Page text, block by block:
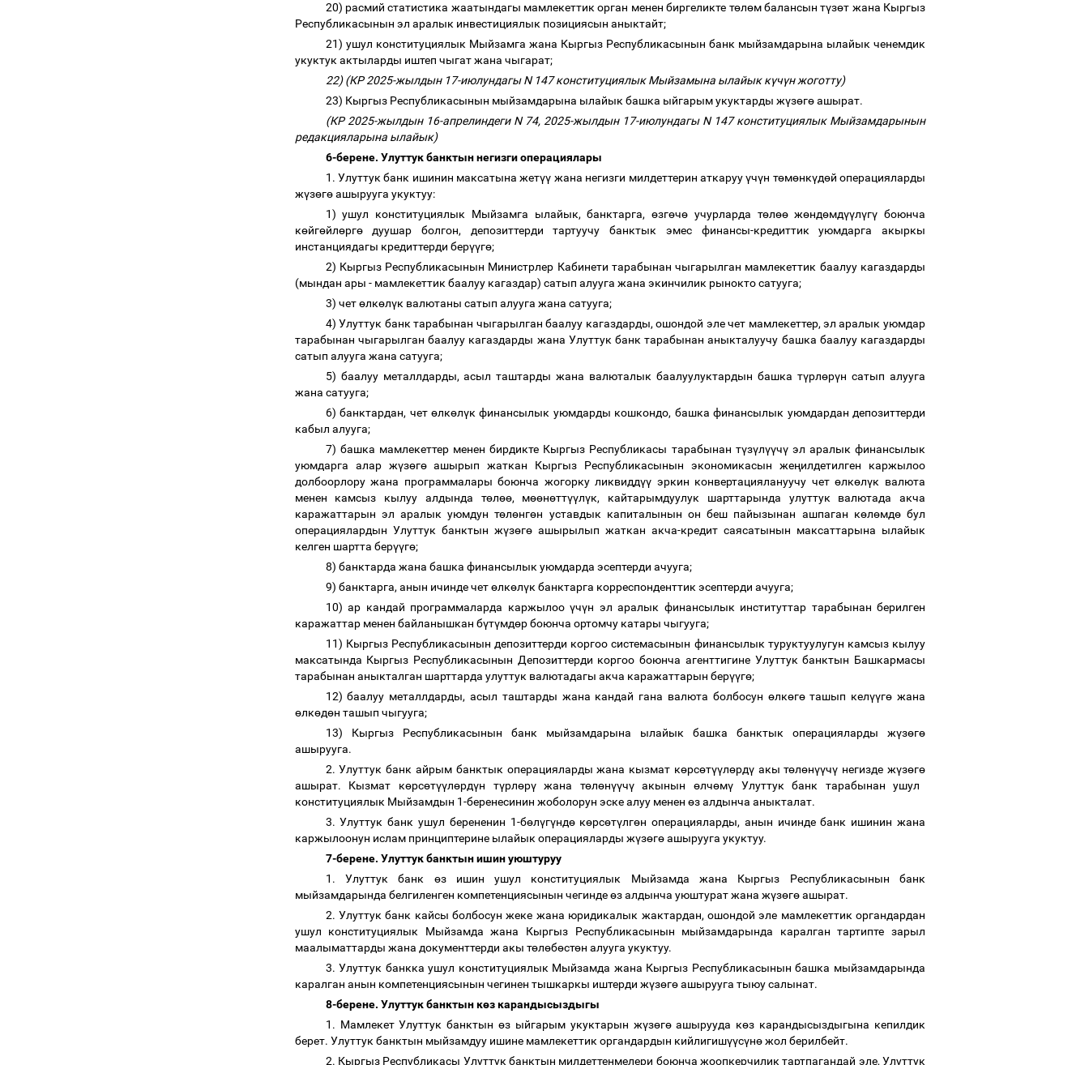
20) расмий статистика жаатындагы мамлекеттик орган менен биргеликте төлөм балансын түзөт жана Кыргыз
Республикасынын эл аралык инвестициялык позициясын аныктайт;
21) ушул конституциялык Мыйзамга жана Кыргыз Республикасынын банк мыйзамдарына ылайык ченемдик
укуктук актыларды иштеп чыгат жана чыгарат;
22) (КР 2025-жылдын 17-июлундагы N 147 конституциялык Мыйзамына ылайык күчүн жоготту)
23) Кыргыз Республикасынын мыйзамдарына ылайык башка ыйгарым укуктарды жүзөгөашырат.
(КР 2025-жылдын 16-апрелиндеги N 74, 2025-жылдын 17-июлундагы N 147 конституциялык Мыйзамдарынын
редакцияларына ылайык)
6-берене. Улуттук банктын негизги операциялары
1. Улуттук банк ишинин максатына жетүү жана негизги милдеттерин аткарууүчүн төмөнкүдөй операцияларды
жүзөгөашырууга укуктуу:
1) ушул конституциялык Мыйзамга ылайык, банктарга,өзгөчө учурларда төлөөжөндөмдүүлүгү боюнча
көйгөйлөргөдуушар болгон, депозиттерди тартуучу банктык эмес финансы-кредиттик уюмдарга акыркы
инстанциядагы кредиттерди берүүгө;
2) Кыргыз Республикасынын Министрлер Кабинети тарабынан чыгарылган мамлекеттик баалуу кагаздарды
(мындан ары - мамлекеттик баалуу кагаздар) сатып алууга жана экинчилик рынокто сатууга;
3) четөлкөлүк валютаны сатып алууга жана сатууга;
4) Улуттук банк тарабынан чыгарылган баалуу кагаздарды, ошондой эле чет мамлекеттер, эл аралык уюмдар
тарабынан чыгарылган баалуу кагаздарды жана Улуттук банк тарабынан аныкталуучу башка баалуу кагаздарды
сатып алууга жана сатууга;
5) баалуу металлдарды, асыл таштарды жана валюталык баалуулуктардын башка түрлөрүн сатып алууга
жана сатууга;
6) банктардан, чет өлкөлүк финансылык уюмдарды кошкондо, башка финансылык уюмдардан депозиттерди
кабыл алууга;
7) башка мамлекеттер менен бирдикте Кыргыз Республикасы тарабынан түзүлүүчүэл аралык финансылык
уюмдарга алар жүзөгөашырып жаткан Кыргыз Республикасынын экономикасын жеңилдетилген каржылоо
долбоорлору жана программалары боюнча жогорку ликвиддүү эркин конвертациялануучу четөлкөлүк валюта
менен камсыз кылуу алдында төлөө, мөөнөттүүлүк, кайтарымдуулук шарттарында улуттук валютада акча
каражаттарын эл аралык уюмдун төлөнгөн уставдык капиталынын он беш пайызынан ашпаган көлөмдөбул
операциялардын Улуттук банктын жүзөгөашырылып жаткан акча-кредит саясатынын максаттарына ылайык
келген шартта берүүгө;
8) банктарда жана башка финансылык уюмдарда эсептерди ачууга;
9) банктарга, анын ичинде четөлкөлүк банктарга корреспонденттик эсептерди ачууга;
10) ар кандай программаларда каржылооүчүн эл аралык финансылык институттар тарабынан берилген
каражаттар менен байланышкан бүтүмдөр боюнча ортомчу катары чыгууга;
11) Кыргыз Республикасынын депозиттерди коргоо системасынын финансылык туруктуулугун камсыз кылуу
максатында Кыргыз Республикасынын Депозиттерди коргоо боюнча агенттигине Улуттук банктын Башкармасы
тарабынан аныкталган шарттарда улуттук валютадагы акча каражаттарын берүүгө;
12) баалуу металлдарды, асыл таштарды жана кандай гана валюта болбосун өлкөгөташып келүүгө жана
өлкөдөн ташып чыгууга;
13) Кыргыз Республикасынын банк мыйзамдарына ылайык башка банктык операцияларды жүзөгө
ашырууга.
2. Улуттук банк айрым банктык операцияларды жана кызмат көрсөтүүлөрдүакы төлөнүүчү негизде жүзөгө
ашырат. Кызмат көрсөтүүлөрдүн түрлөрүжана төлөнүүчүакынын өлчөмүУлуттук банк тарабынан ушул
конституциялык Мыйзамдын 1-беренесинин жоболорун эске алуу менен өз алдынча аныкталат.
3. Улуттук банк ушул берененин 1-бөлүгүндөкөрсөтүлгөн операцияларды, анын ичинде банк ишинин жана
каржылоонун ислам принциптерине ылайык операцияларды жүзөгөашырууга укуктуу.
7-берене. Улуттук банктын ишин уюштуруу
1. Улуттук банк өз ишин ушул конституциялык Мыйзамда жана Кыргыз Республикасынын банк
мыйзамдарында белгиленген компетенциясынын чегиндеөз алдынча уюштурат жана жүзөгөашырат.
2. Улуттук банк кайсы болбосун жеке жана юридикалык жактардан, ошондой эле мамлекеттик органдардан
ушул конституциялык Мыйзамда жана Кыргыз Республикасынын мыйзамдарында каралган тартипте зарыл
маалыматтарды жана документтерди акы төлөбөстөн алууга укуктуу.
3. Улуттук банкка ушул конституциялык Мыйзамда жана Кыргыз Республикасынын башка мыйзамдарында
каралган анын компетенциясынын чегинен тышкаркы иштерди жүзөгөашырууга тыюу салынат.
8-берене. Улуттук банктын көз карандысыздыгы
1. Мамлекет Улуттук банктынөз ыйгарым укуктарын жүзөгөашырууда көз карандысыздыгына кепилдик
берет. Улуттук банктын мыйзамдуу ишине мамлекеттик органдардын кийлигишүүсүнөжол берилбейт.
2. Кыргыз Республикасы Улуттук банктын милдеттенмелери боюнча жоопкерчилик тартпагандай эле, Улуттук